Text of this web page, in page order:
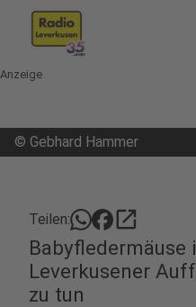
Anzeige
© Gebhard Hammer
Teilen: open_in_new
Babyfledermäuse
Leverkusener
zu tun